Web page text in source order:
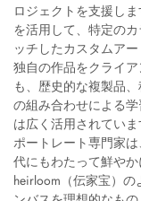
ロジェクトを支援し
を活用して、特定の
ッチしたカスタムア
独自の作品をクライ
も、歴史的な複製品
の組み合わせによる
は広く活用されてい
ポートレート専門家
代にもわたって鮮や
heirloom（伝家宝）